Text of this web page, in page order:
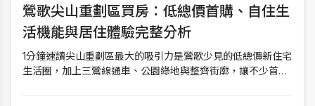
鶯歌尖山重劃區買房：低總價首購、自住生
活機能與居住體驗完整分析
1分鐘速讀尖山重劃區最大的吸引力是鶯歌少見的低總價新住宅
生活圈，加上三鶯線通車、公園綠地與整齊街廓，讓不少首購